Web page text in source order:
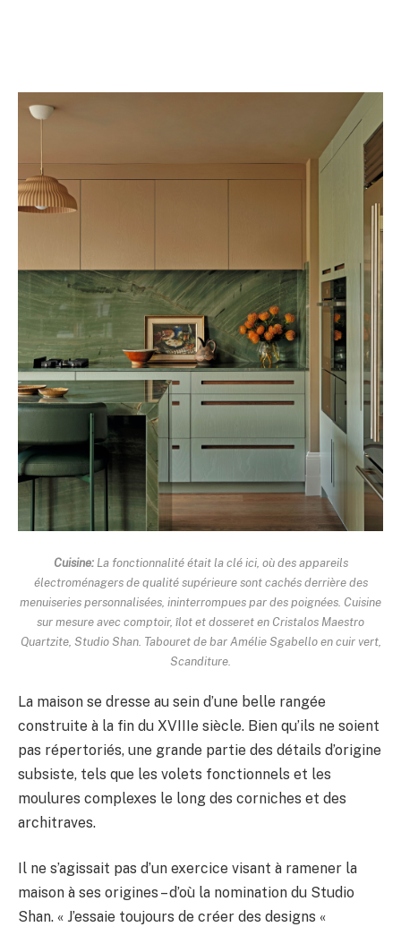
Cuisine: La fonctionnalité était la clé ici, où des appareils
électroménagers de qualité supérieure sont cachés derrière des
menuiseries personnalisées, ininterrompues par des poignées. Cuisine
sur mesure avec comptoir, îlot et dosseret en Cristalos Maestro
Quartzite, Studio Shan. Tabouret de bar Amélie Sgabello en cuir vert,
Scanditure.
La maison se dresse au sein d’une belle rangée
construite à la fin du XVIIIe siècle. Bien qu’ils ne soient
pas répertoriés, une grande partie des détails d’origine
subsiste, tels que les volets fonctionnels et les
moulures complexes le long des corniches et des
architraves.
Il ne s’agissait pas d’un exercice visant à ramener la
maison à ses origines – d’où la nomination du Studio
Shan. « J’essaie toujours de créer des designs «